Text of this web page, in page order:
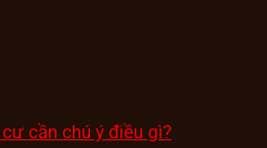
cần chú ý điều gì?